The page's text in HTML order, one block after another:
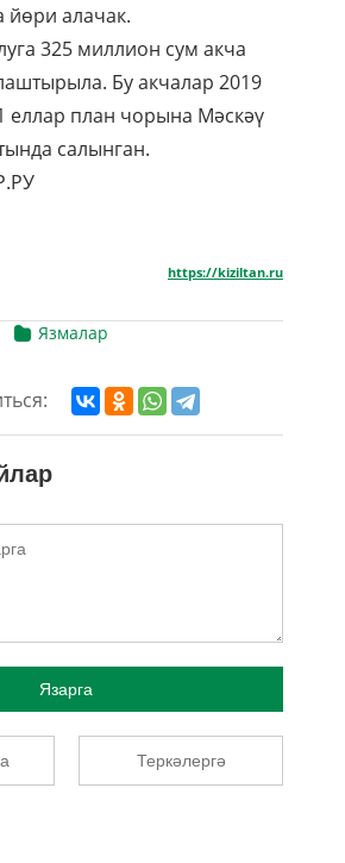
йөри алачак.
325 миллион сум акча
Бу акчалар 2019
еллар план чорына Мәскәү
салынган.
https://kiziltan.ru
Язмалар
Язарга
Теркәлергә